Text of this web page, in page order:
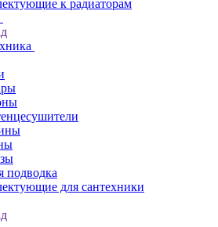
к радиаторам
подводка
для сантехники